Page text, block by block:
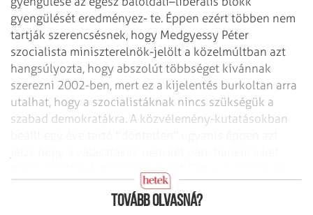
gyengülését eredményez- te. Éppen ezért többen nem
tartják szerencsésnek, hogy Medgyessy Péter
szocialista miniszterelnök-jelölt a közelmúltban azt
hangsúlyozta, hogy abszolút többséget kívánnak
szerezni 2002-ben, mert ez a kijelentés burkoltan arra
utalhat, hogy a szocialistáknak nincs szükségük a
szabad demokratákra. A közvélemény-kutatásokban
lehet a két párt kapcsolatának.
Tovább olvasná?